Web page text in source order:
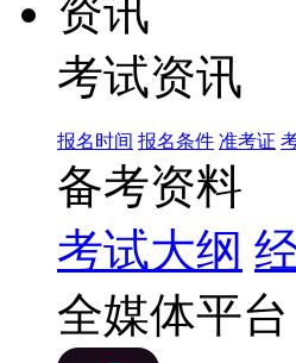
资讯
考试资讯
报名时间 报名条件 准考证
备考资料
考试大纲
全媒体平台